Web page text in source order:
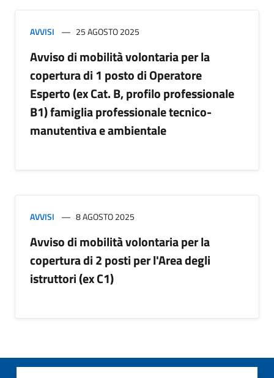
AVVISI 25 AGOSTO 2025
Avviso di mobilità volontaria per la
copertura di 1 posto di Operatore
Esperto (ex Cat. B, profilo professionale
B1) famiglia professionale tecnico-
manutentiva e ambientale
AVVISI 8 AGOSTO 2025
Avviso di mobilità volontaria per la
copertura di 2 posti per l'Area degli
istruttori (ex C1)